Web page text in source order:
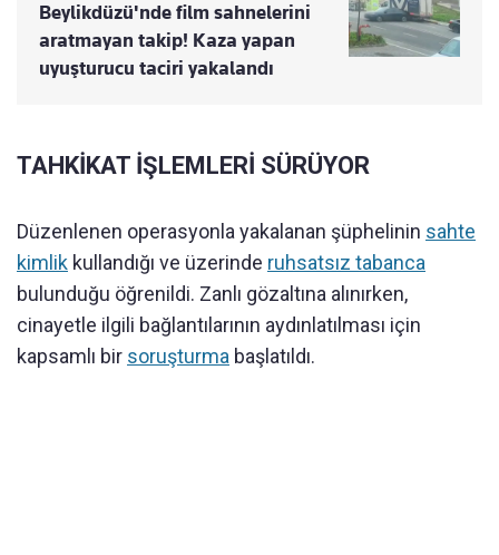
Beylikdüzü'nde film sahnelerini
aratmayan takip! Kaza yapan
uyuşturucu taciri yakalandı
TAHKİKAT İŞLEMLERİ SÜRÜYOR
Düzenlenen operasyonla yakalanan şüphelinin sahte
kimlik kullandığı ve üzerinde ruhsatsız tabanca
bulunduğu öğrenildi. Zanlı gözaltına alınırken,
cinayetle ilgili bağlantılarının aydınlatılması için
kapsamlı bir soruşturma başlatıldı.